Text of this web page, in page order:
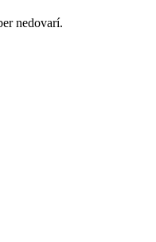
nedovarí.